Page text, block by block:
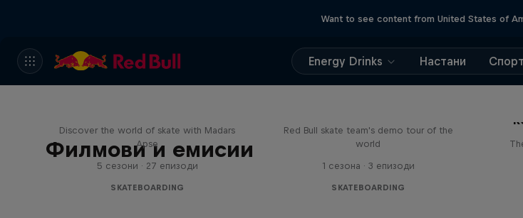
Want to see content from United States of
Energy Drinks Настани
Филмови и емисии
Discover the world of skate with Madars
Apse
5 сезони · 27 епизоди
SKATEBOARDING
Red Bull skate team's demo tour of the
world
1 сезона · 3 епизоди
SKATEBOARDING